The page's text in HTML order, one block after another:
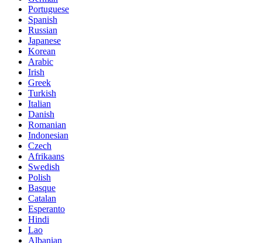
Portuguese
Spanish
Russian
Japanese
Korean
Arabic
Irish
Greek
Turkish
Italian
Danish
Romanian
Indonesian
Czech
Afrikaans
Swedish
Polish
Basque
Catalan
Esperanto
Hindi
Lao
Albanian